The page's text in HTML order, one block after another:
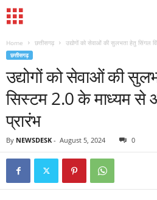
Home छत्तीसगढ़ उद्योगों को सेवाओं की सुलभता हेतु सिंगल
छत्तीसगढ़
उद्योगों को सेवाओं की
सिस्टम 2.0 के माध्यम से
प्रारंभ
By NEWSDESK - August 5, 2024 0